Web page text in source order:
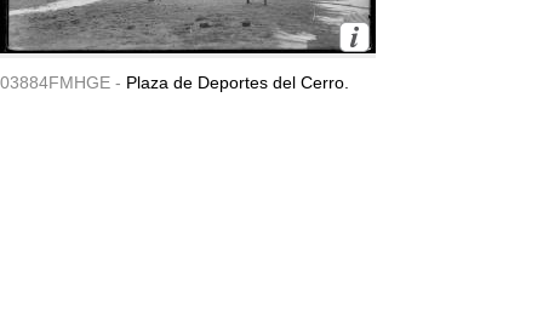
03884FMHGE - Plaza de Deportes del Cerro.